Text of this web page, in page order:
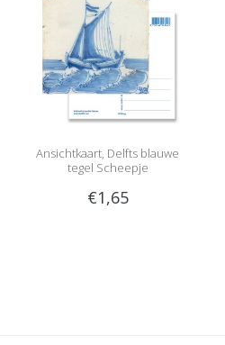
Ansichtkaart, Delfts blauwe
tegel Scheepje
€1,65